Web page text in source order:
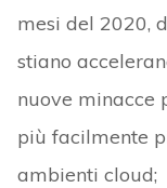
mesi del 2020,
stiano
nuove minacce
più facilmente
ambienti cloud;